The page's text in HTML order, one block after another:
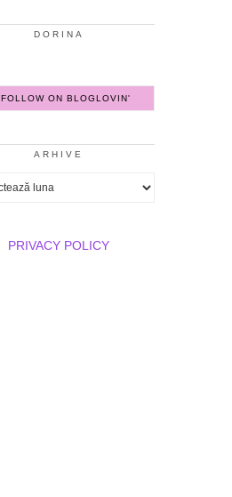
DORINA
FOLLOW ON BLOGLOVIN'
ARHIVE
PRIVACY POLICY